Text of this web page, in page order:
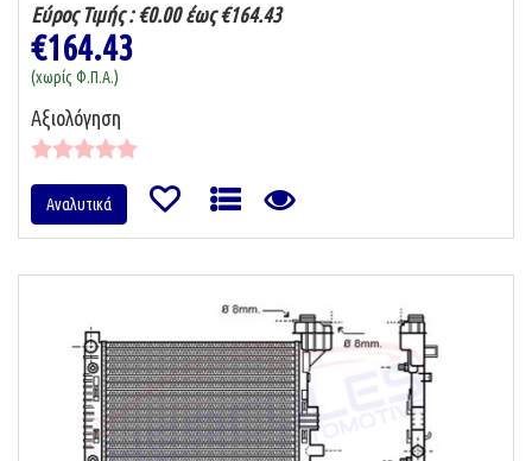
Εύρος Τιμής : €0.00 έως €164.43
€164.43
(χωρίς Φ.Π.Α.)
Αξιολόγηση
Αναλυτικά